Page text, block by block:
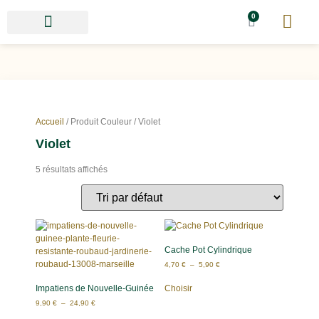
0
Accueil / Produit Couleur / Violet
Violet
5 résultats affichés
Impatiens de Nouvelle-Guinée
9,90 € – 24,90 €
Cache Pot Cylindrique
4,70 € – 5,90 €
Choisir